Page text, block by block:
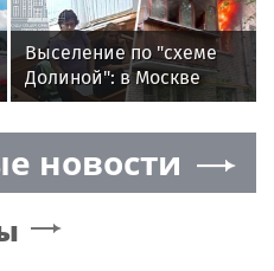
Выселение по "схеме
Долиной": в Москве
пенсионерка устроила
пожар во время визита
приставов
новости